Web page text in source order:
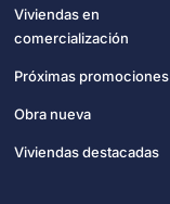
Viviendas en
comercialización
Próximas promociones
Obra nueva
Viviendas destacadas